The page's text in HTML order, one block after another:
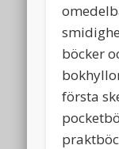
böcker
första